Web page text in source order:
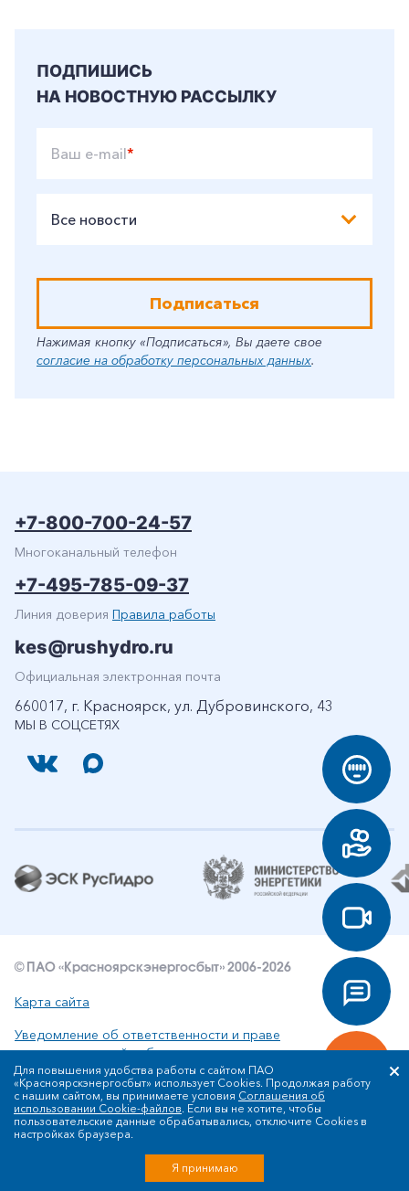
Заказать обратный звонок
ПОДПИШИСЬ
НА НОВОСТНУЮ РАССЫЛКУ
Ваш e-mail*
Все новости
Подписаться
Нажимая кнопку «Подписаться», Вы даете свое
согласие на обработку персональных данных.
МЫ В СОЦСЕТЯХ
+7-800-700-24-57
Многоканальный телефон
+7-495-785-09-37
Линия доверия Правила работы
kes@rushydro.ru
Официальная электронная почта
660017, г. Красноярск, ул. Дубровинского, 43
© ПАО «Красноярскэнергосбыт» 2006-2026
Карта сайта
Уведомление об ответственности и праве
интеллектуальной собственности
Политика ПАО «Красноярскэнергосбыт» в отношении
обработки персональных данных
Для повышения удобства работы с сайтом ПАО
«Красноярскэнергосбыт» использует Cookies. Продолжая работу
с нашим сайтом, вы принимаете условия Соглашения об
использовании Cookie-файлов. Если вы не хотите, чтобы
пользовательские данные обрабатывались, отключите Cookies в
настройках браузера.
Я принимаю